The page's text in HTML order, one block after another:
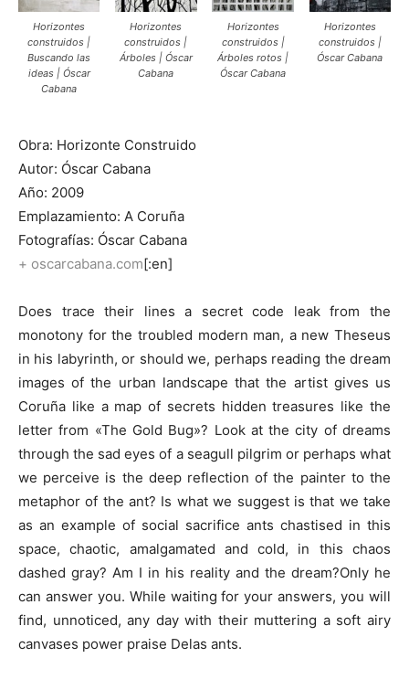
Horizontes
construidos |
Buscando las
ideas | Óscar
Cabana
Horizontes
construidos |
Árboles | Óscar
Cabana
Horizontes
construidos |
Árboles rotos |
Óscar Cabana
Horizontes
construidos |
Óscar Cabana
Obra: Horizonte Construido
Autor: Óscar Cabana
Año: 2009
Emplazamiento: A Coruña
Fotografías: Óscar Cabana
+ oscarcabana.com[:en]
Does trace their lines a secret code leak from the
monotony for the troubled modern man, a new Theseus
in his labyrinth, or should we, perhaps reading the dream
images of the urban landscape that the artist gives us
Coruña like a map of secrets hidden treasures like the
letter from «The Gold Bug»? Look at the city of dreams
through the sad eyes of a seagull pilgrim or perhaps what
we perceive is the deep reflection of the painter to the
metaphor of the ant? Is what we suggest is that we take
as an example of social sacrifice ants chastised in this
space, chaotic, amalgamated and cold, in this chaos
dashed gray? Am I in his reality and the dream?Only he
can answer you. While waiting for your answers, you will
find, unnoticed, any day with their muttering a soft airy
canvases power praise Delas ants.